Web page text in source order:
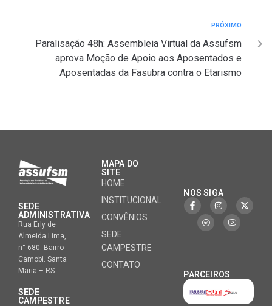
PRÓXIMO
Paralisação 48h: Assembleia Virtual da Assufsm
aprova Moção de Apoio aos Aposentados e
Aposentadas da Fasubra contra o Etarismo
SEDE
ADMINISTRATIVA
Rua Erly de
Almeida Lima,
n° 680. Bairro
Camobi. Santa
Maria – RS
SEDE
CAMPESTRE
MAPA DO
SITE
HOME
INSTITUCIONAL
CONVÊNIOS
SEDE
CAMPESTRE
CONTATO
NOS SIGA
PARCEIROS